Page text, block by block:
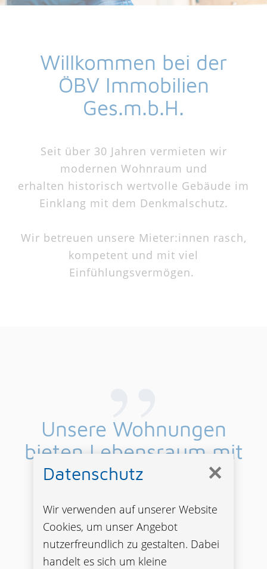
Willkommen bei der
ÖBV Immobilien
Ges.m.b.H.
Seit über 30 Jahren vermieten wir
modernen Wohnraum und
erhalten historisch wertvolle Gebäude im
Einklang mit dem Denkmalschutz.
Wir betreuen unsere Mieter:innen rasch,
kompetent und mit viel
Einfühlungsvermögen.
Unsere Wohnungen
bieten Lebensraum mit
Qualität und ein
auspacken,
wohlfühlen...
✕
Datenschutz
Wir verwenden auf unserer Website
Cookies, um unser Angebot
nutzerfreundlich zu gestalten. Dabei
handelt es sich um kleine